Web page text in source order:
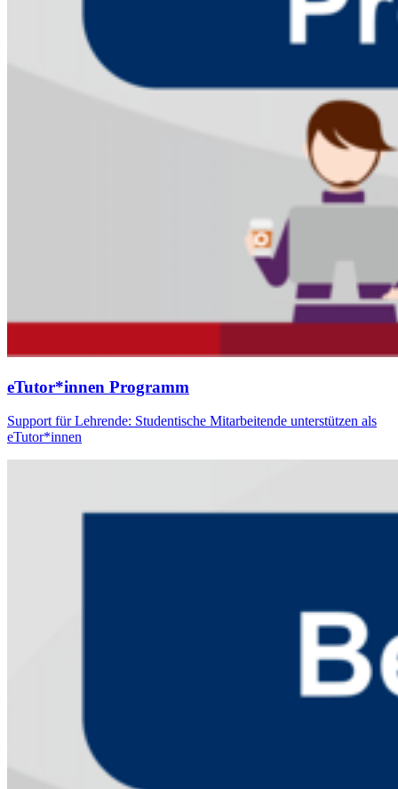
eTutor*innen Programm
Support für Lehrende: Studentische Mitarbeitende unterstützen als
eTutor*innen